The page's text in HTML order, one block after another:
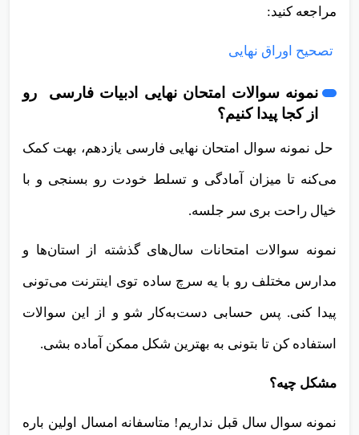
مراجعه کنید:
تصحیح اوراق نهایی
‌نمونه سوالات امتحان نهایی ادبیات فارسی رو
از کجا پیدا کنیم؟
حل نمونه سوال امتحان نهایی فارسی یازدهم، بهت کمک
می‌کنه تا میزان آمادگی و تسلط خودت رو بسنجی و با
خیال راحت بری سر جلسه.
نمونه سوالات امتحانات سال‌های گذشته از استان‌ها و
مدارس مختلف رو با یه سرچ ساده توی اینترنت می‌تونی
پیدا کنی. پس حسابی دست‌به‌کار شو و از این سوالات
استفاده کن تا بتونی به بهترین شکل ممکن آماده بشی.
مشکل چیه؟
نمونه سوال سال قبل نداریم! متاسفانه امسال اولین باره